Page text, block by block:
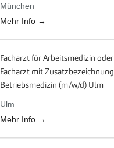
München
Mehr Info
Facharzt für Arbeitsmedizin oder
Facharzt mit Zusatzbezeichnung
Betriebsmedizin (m/w/d) Ulm
Ulm
Mehr Info